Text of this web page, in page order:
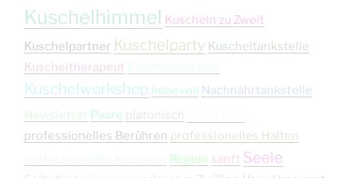
Kuschelhimmel Kuscheln zu Zweit
Kuschelpartner Kuschelparty Kuscheltankstelle
Kuscheltherapeut Kuscheltherapie
Kuschelworkshop liebevoll Nachnährtankstelle
Newsletter Paare platonisch
professionelles Berühren professionelles Halten
Regeln sanft Seele